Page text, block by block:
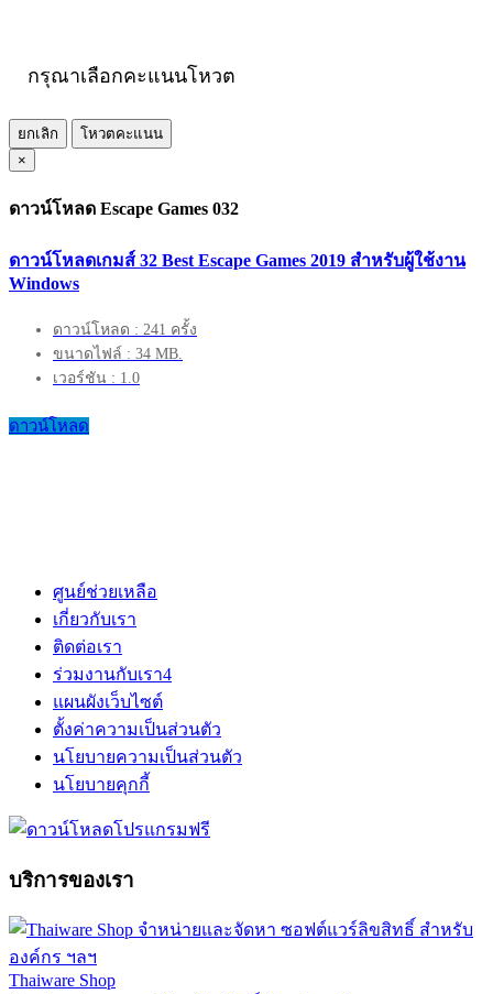
กรุณาเลือกคะแนนโหวต
ยกเลิก
โหวตคะแนน
×
ดาวน์โหลด Escape Games 032
ดาวน์โหลดเกมส์ 32 Best Escape Games 2019 สำหรับผู้ใช้งาน
Windows
ดาวน์โหลด : 241 ครั้ง
ขนาดไฟล์ : 34 MB.
เวอร์ชัน : 1.0
ดาวน์โหลด
ศูนย์ช่วยเหลือ
เกี่ยวกับเรา
ติดต่อเรา
ร่วมงานกับเรา4
แผนผังเว็บไซต์
ตั้งค่าความเป็นส่วนตัว
นโยบายความเป็นส่วนตัว
นโยบายคุกกี้
บริการของเรา
Thaiware Shop